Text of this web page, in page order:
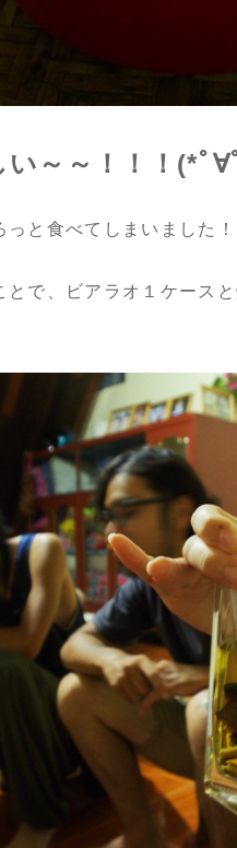
い～～！！！(*ﾟ∀
と食べてしまいました！
とで、ビアラオ１ケース